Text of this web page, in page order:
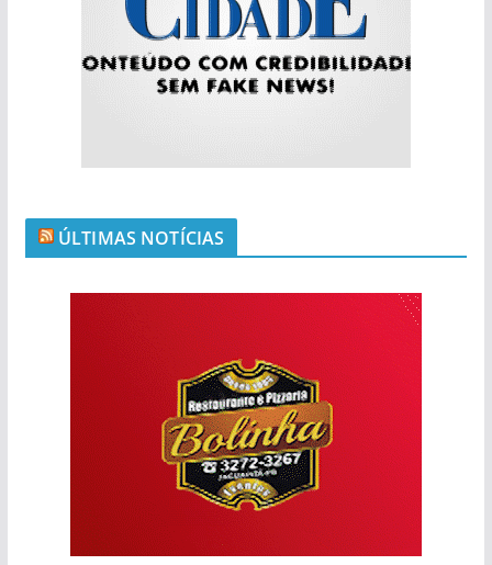
ÚLTIMAS NOTÍCIAS